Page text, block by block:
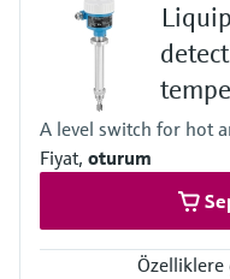
Process pressure / max.
Vacuum...64 bar
(Vacuum...928 psi)
Min. density of medium
0.5 g/cm³
(0.4 g/cm³ optional)
A level switch for hot
Fiyat, oturum
Özelliklere